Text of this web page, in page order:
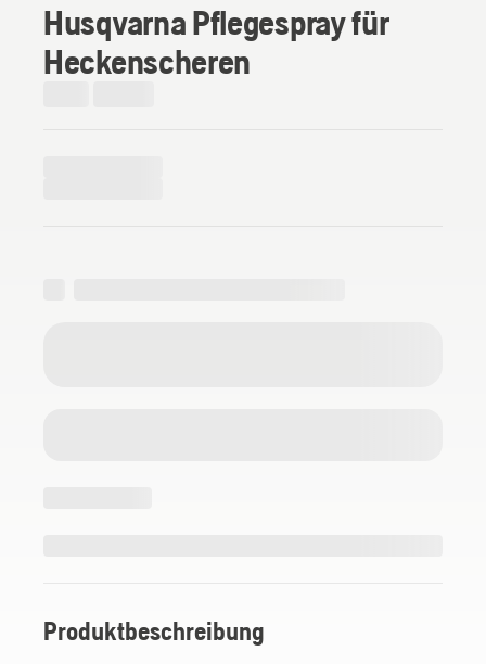
Husqvarna Pflegespray für
Heckenscheren
Produktbeschreibung